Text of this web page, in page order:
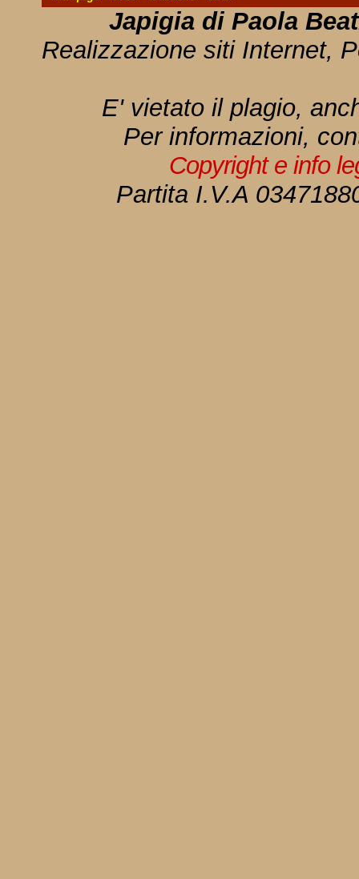
Japigia di Paola
Realizzazione siti Internet,
E' vietato il plagio,
Per informazioni,
Copyright e info
Partita I.V.A